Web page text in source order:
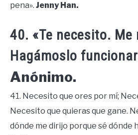
pena». Jenny Han.
40. «Te necesito. Me
Hagámoslo
Anónimo.
41. Necesito que ores por mí;
Necesito que quieras que gane.
dónde me dirijo porque sé dónde